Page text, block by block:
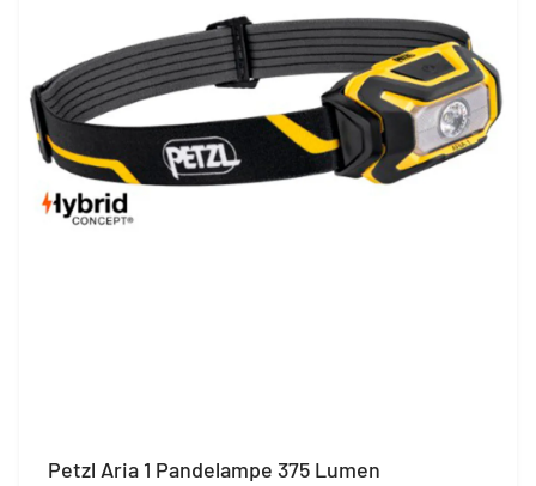
Petzl Aria 1 Pandelampe 375 Lumen